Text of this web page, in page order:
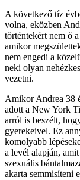
A következő tíz
volna, eközben
történtekért nem ő
amikor
nem engedi a
neki olyan
vezetni.
Amikor Andrea 38
adott a New York
arról is beszélt,
gyerekeivel. Ez
komolyabb
a levél alapján,
szexuális
akarta semmisíteni